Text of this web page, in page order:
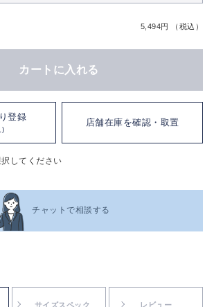
5,494円 （税込）
カートに入れる
登録
)
店舗在庫を確認・取置
してください
チャットで相談する
サイズスペック レビュー